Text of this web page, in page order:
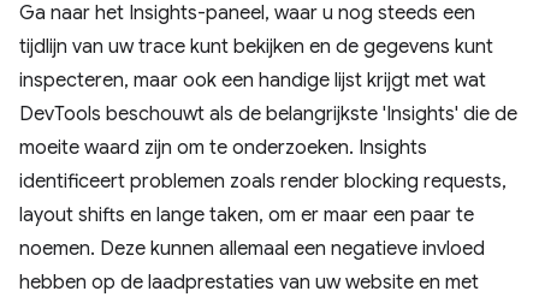
Ga naar het Insights-paneel, waar u nog steeds een
tijdlijn van uw trace kunt bekijken en de gegevens kunt
inspecteren, maar ook een handige lijst krijgt met wat
DevTools beschouwt als de belangrijkste 'Insights' die de
moeite waard zijn om te onderzoeken. Insights
identificeert problemen zoals render blocking requests,
layout shifts en lange taken, om er maar een paar te
noemen. Deze kunnen allemaal een negatieve invloed
hebben op de laadprestaties van uw website en met